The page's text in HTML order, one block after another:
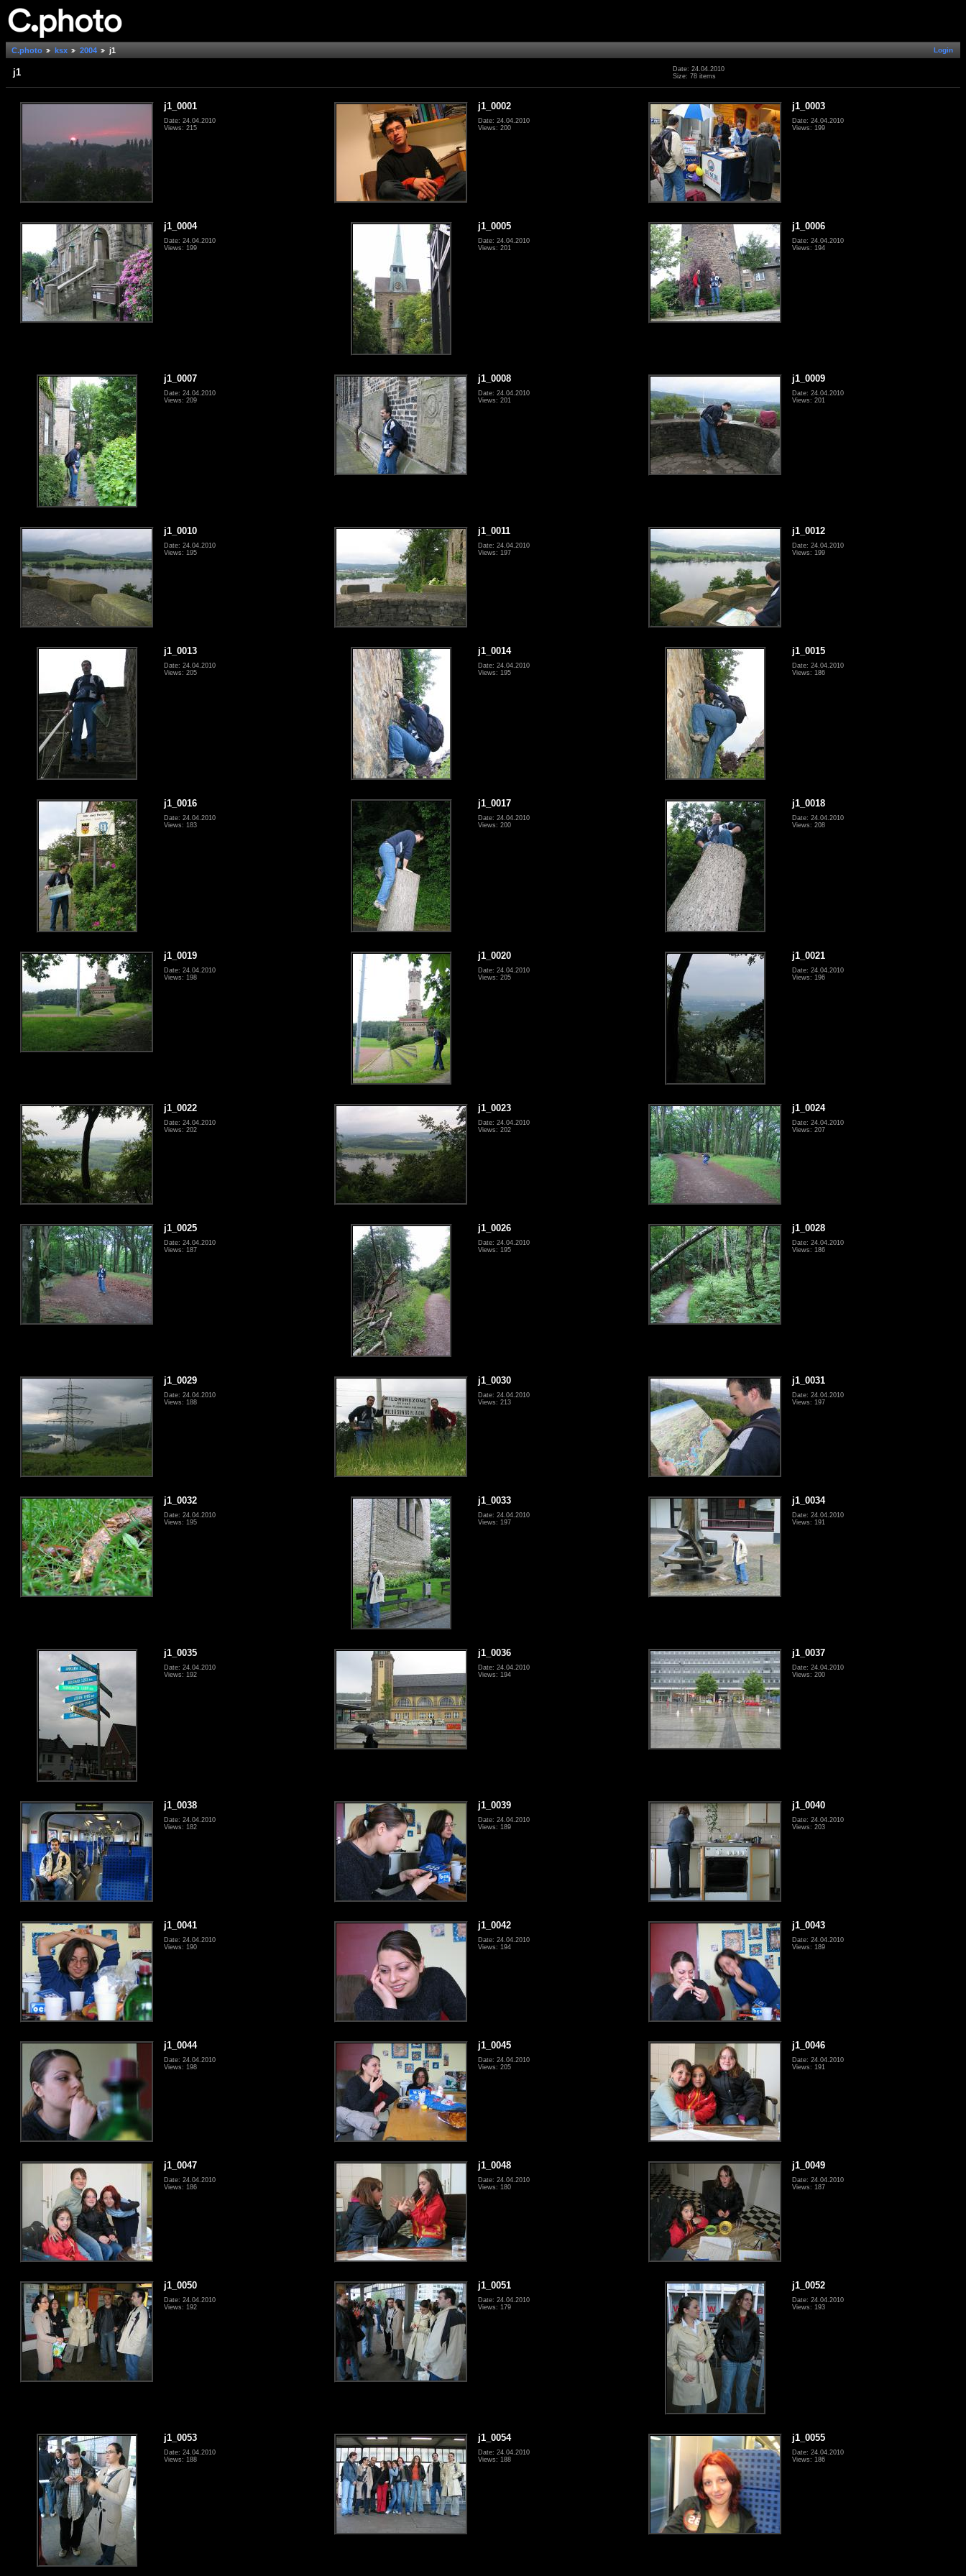
Login
C.photo ksx 2004 j1
j1
Date: 24.04.2010
Size: 78 items
j1_0001
Date: 24.04.2010
Views: 215
j1_0002
Date: 24.04.2010
Views: 200
j1_0003
Date: 24.04.2010
Views: 199
j1_0004
Date: 24.04.2010
Views: 199
j1_0005
Date: 24.04.2010
Views: 201
j1_0006
Date: 24.04.2010
Views: 194
j1_0007
Date: 24.04.2010
Views: 209
j1_0008
Date: 24.04.2010
Views: 201
j1_0009
Date: 24.04.2010
Views: 201
j1_0010
Date: 24.04.2010
Views: 195
j1_0011
Date: 24.04.2010
Views: 197
j1_0012
Date: 24.04.2010
Views: 199
j1_0013
Date: 24.04.2010
Views: 205
j1_0014
Date: 24.04.2010
Views: 195
j1_0015
Date: 24.04.2010
Views: 186
j1_0016
Date: 24.04.2010
Views: 183
j1_0017
Date: 24.04.2010
Views: 200
j1_0018
Date: 24.04.2010
Views: 208
j1_0019
Date: 24.04.2010
Views: 198
j1_0020
Date: 24.04.2010
Views: 205
j1_0021
Date: 24.04.2010
Views: 196
j1_0022
Date: 24.04.2010
Views: 202
j1_0023
Date: 24.04.2010
Views: 202
j1_0024
Date: 24.04.2010
Views: 207
j1_0025
Date: 24.04.2010
Views: 187
j1_0026
Date: 24.04.2010
Views: 195
j1_0028
Date: 24.04.2010
Views: 186
j1_0029
Date: 24.04.2010
Views: 188
j1_0030
Date: 24.04.2010
Views: 213
j1_0031
Date: 24.04.2010
Views: 197
j1_0032
Date: 24.04.2010
Views: 195
j1_0033
Date: 24.04.2010
Views: 197
j1_0034
Date: 24.04.2010
Views: 191
j1_0035
Date: 24.04.2010
Views: 192
j1_0036
Date: 24.04.2010
Views: 194
j1_0037
Date: 24.04.2010
Views: 200
j1_0038
Date: 24.04.2010
Views: 182
j1_0039
Date: 24.04.2010
Views: 189
j1_0040
Date: 24.04.2010
Views: 203
j1_0041
Date: 24.04.2010
Views: 190
j1_0042
Date: 24.04.2010
Views: 194
j1_0043
Date: 24.04.2010
Views: 189
j1_0044
Date: 24.04.2010
Views: 198
j1_0045
Date: 24.04.2010
Views: 205
j1_0046
Date: 24.04.2010
Views: 191
j1_0047
Date: 24.04.2010
Views: 186
j1_0048
Date: 24.04.2010
Views: 180
j1_0049
Date: 24.04.2010
Views: 187
j1_0050
Date: 24.04.2010
Views: 192
j1_0051
Date: 24.04.2010
Views: 179
j1_0052
Date: 24.04.2010
Views: 193
j1_0053
Date: 24.04.2010
Views: 188
j1_0054
Date: 24.04.2010
Views: 188
j1_0055
Date: 24.04.2010
Views: 186